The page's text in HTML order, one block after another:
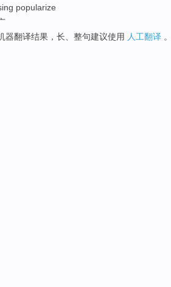
popularize
器翻译结果，长、整句建议使用 人工翻译